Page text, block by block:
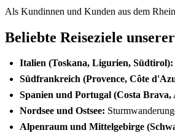
Als Kundinnen und Kunden aus dem
Beliebte Reiseziele
Italien (Toskana, Ligurien, Südtirol):
Südfrankreich (Provence, Côte
Spanien und Portugal (Costa Brava,
Nordsee und Ostsee:
Alpenraum und Mittelgebirge